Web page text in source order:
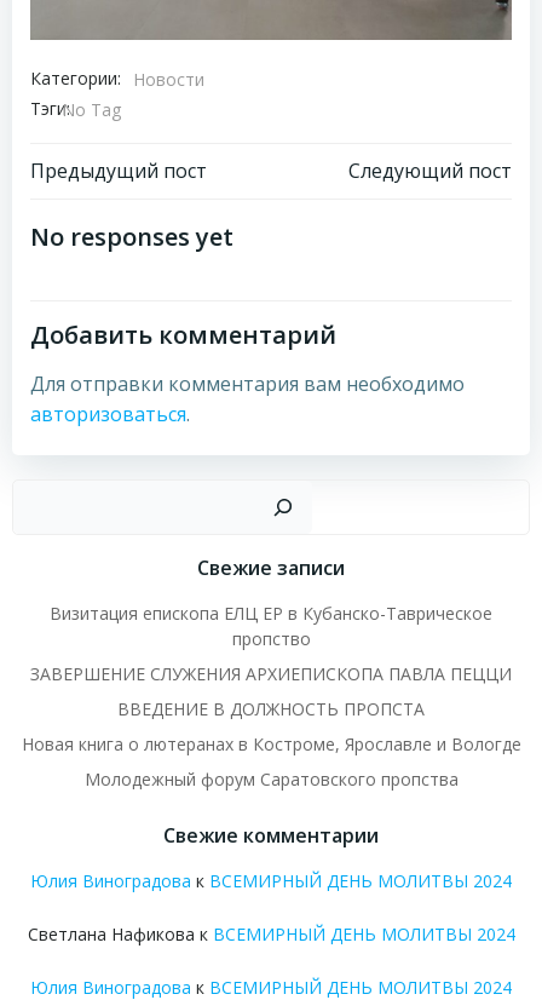
Категории:
Новости
Тэги:No Tag
Навигация
по
Предыдущий пост
Навигация
Следующий пост
No responses yet
Добавить комментарий
Для отправки комментария вам необходимо
авторизоваться.
Свежие записи
Визитация епископа ЕЛЦ ЕР в Кубанско-Таврическое
пропство
ЗАВЕРШЕНИЕ СЛУЖЕНИЯ АРХИЕПИСКОПА ПАВЛА ПЕЦЦИ
ВВЕДЕНИЕ В ДОЛЖНОСТЬ ПРОПСТА
Новая книга о лютеранах в Костроме, Ярославле и Вологде
Молодежный форум Саратовского пропства
Свежие комментарии
Юлия Виноградова к ВСЕМИРНЫЙ ДЕНЬ МОЛИТВЫ 2024
Светлана Нафикова к ВСЕМИРНЫЙ ДЕНЬ МОЛИТВЫ 2024
Юлия Виноградова к ВСЕМИРНЫЙ ДЕНЬ МОЛИТВЫ 2024